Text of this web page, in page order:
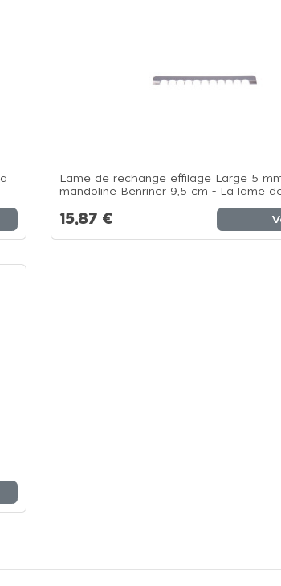
Lame de rechange effilage Large 5
mandoline Benriner 9,5 cm - La lame
15,87 €